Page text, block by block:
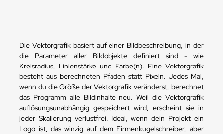
Die Vektorgrafik basiert auf einer Bildbeschreibung, in der
die Parameter aller Bildobjekte definiert sind - wie
Kreisradius, Linienstärke und Farbe(n). Eine Vektorgrafik
besteht aus berechneten Pfaden statt Pixeln. Jedes Mal,
wenn du die Größe der Vektorgrafik veränderst, berechnet
das Programm alle Bildinhalte neu. Weil die Vektorgrafik
auflösungsunabhängig gespeichert wird, erscheint sie in
jeder Skalierung verlustfrei. Ideal, wenn dein Projekt ein
Logo ist, das winzig auf dem Firmenkugelschreiber, aber